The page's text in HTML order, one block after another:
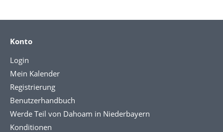
Konto
Login
Mein Kalender
Registrierung
Benutzerhandbuch
Werde Teil von Dahoam in Niederbayern
Konditionen